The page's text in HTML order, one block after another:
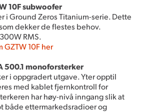
10F subwoofer
i Ground Zeros Titanium-serie. Dette
dekker de flestes behov.
RMS.
GZTW 10F her
500.1 monoforsterker
i oppgradert utgave. Yter opptil
med kablet fjernkontroll for
har høy-nivå inngang slik at
både ettermarkedsradioer og